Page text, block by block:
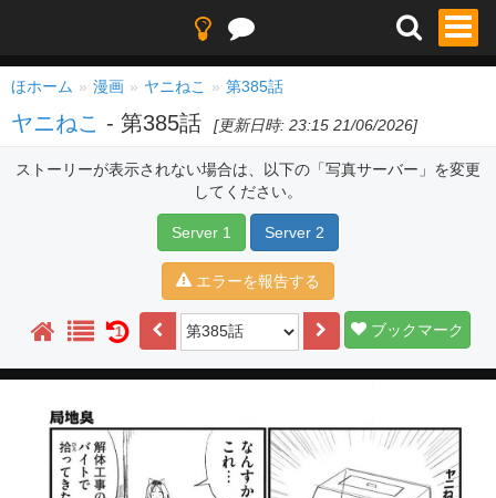
ほホーム 漫画 ヤニねこ 第385話
ヤニねこ - 第385話 [更新日時: 23:15 21/06/2026]
ストーリーが表示されない場合は、以下の「写真サーバー」を変更
してください。
Server 1 Server 2
エラーを報告する
1 ブックマーク